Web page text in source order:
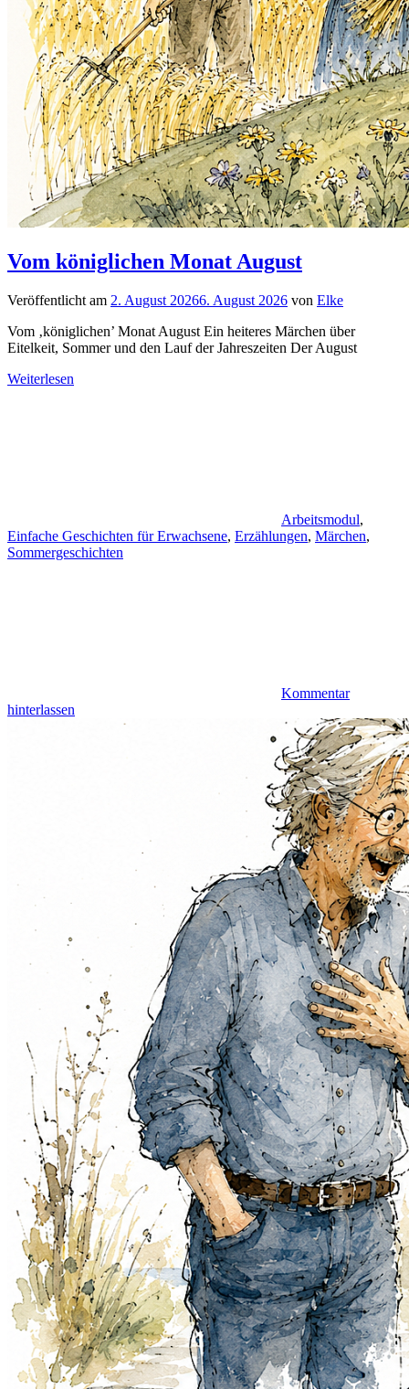
Vom königlichen Monat August
Veröffentlicht am 2. August 20266. August 2026 von Elke
Vom ‚königlichen’ Monat August Ein heiteres Märchen über
Eitelkeit, Sommer und den Lauf der Jahreszeiten Der August
Weiterlesen
Arbeitsmodul,
Einfache Geschichten für Erwachsene, Erzählungen, Märchen,
Sommergeschichten
Kommentar
hinterlassen